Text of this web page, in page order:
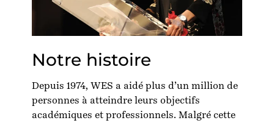
Notre histoire
Depuis 1974, WES a aidé plus d’un million de
personnes à atteindre leurs objectifs
académiques et professionnels. Malgré cette